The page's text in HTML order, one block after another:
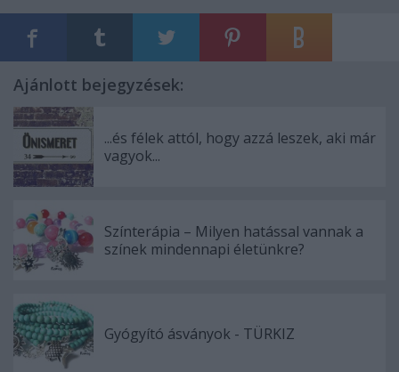
Ajánlott bejegyzések:
...és félek attól, hogy azzá leszek, aki már
vagyok...
Színterápia – Milyen hatással vannak a
színek mindennapi életünkre?
Gyógyító ásványok - TÜRKIZ